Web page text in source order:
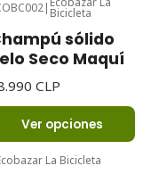
| Bicicleta
sólido
Seco Maquí
CLP
Ver opciones
La Bicicleta